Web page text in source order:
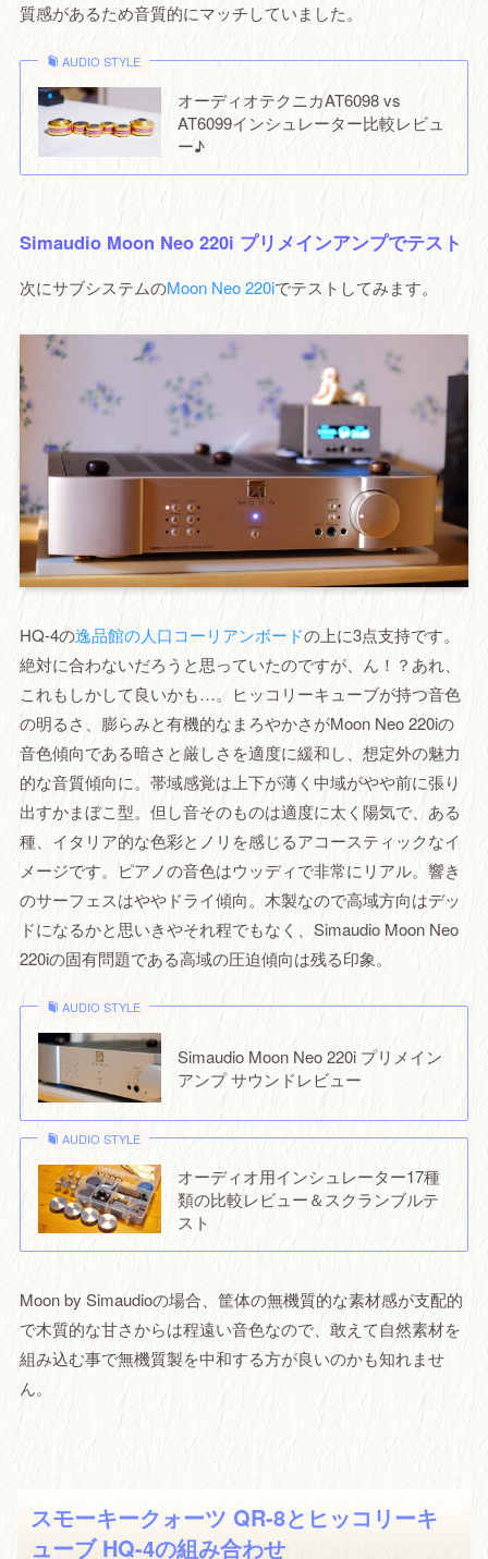
質感があるため音質的にマッチしていました。
AUDIO STYLE
オーディオテクニカAT6098 vs
AT6099インシュレーター比較レビュ
ー♪
Simaudio Moon Neo 220i プリメインアンプでテスト
次にサブシステムのMoon Neo 220iでテストしてみます。
HQ-4の逸品館の人口コーリアンボードの上に3点支持です。
絶対に合わないだろうと思っていたのですが、ん！？あれ、
これもしかして良いかも…。ヒッコリーキューブが持つ音色
の明るさ、膨らみと有機的なまろやかさがMoon Neo 220iの
音色傾向である暗さと厳しさを適度に緩和し、想定外の魅力
的な音質傾向に。帯域感覚は上下が薄く中域がやや前に張り
出すかまぼこ型。但し音そのものは適度に太く陽気で、ある
種、イタリア的な色彩とノリを感じるアコースティックなイ
メージです。ピアノの音色はウッディで非常にリアル。響き
のサーフェスはややドライ傾向。木製なので高域方向はデッ
ドになるかと思いきやそれ程でもなく、Simaudio Moon Neo
220iの固有問題である高域の圧迫傾向は残る印象。
AUDIO STYLE
Simaudio Moon Neo 220i プリメイン
アンプ サウンドレビュー
AUDIO STYLE
オーディオ用インシュレーター17種
類の比較レビュー＆スクランブルテ
スト
Moon by Simaudioの場合、筐体の無機質的な素材感が支配的
で木質的な甘さからは程遠い音色なので、敢えて自然素材を
組み込む事で無機質製を中和する方が良いのかも知れませ
ん。
スモーキークォーツ QR-8とヒッコリーキ
ューブ HQ-4の組み合わせ